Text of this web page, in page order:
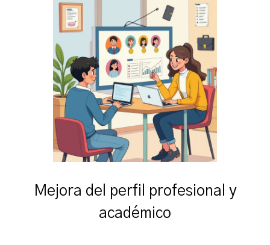
Mejora del perfil profesional y
académico